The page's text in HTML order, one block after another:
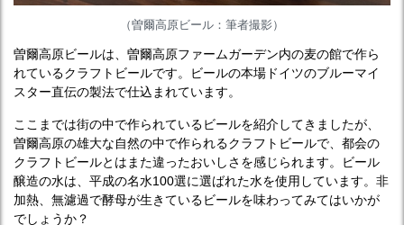
（曽爾高原ビール：筆者撮影）
曽爾高原ビールは、曽爾高原ファームガーデン内の麦の館で作ら
れているクラフトビールです。ビールの本場ドイツのブルーマイ
スター直伝の製法で仕込まれています。
ここまでは街の中で作られているビールを紹介してきましたが、
曽爾高原の雄大な自然の中で作られるクラフトビールで、都会の
クラフトビールとはまた違ったおいしさを感じられます。ビール
醸造の水は、平成の名水100選に選ばれた水を使用しています。非
加熱、無濾過で酵母が生きているビールを味わってみてはいかが
でしょうか？